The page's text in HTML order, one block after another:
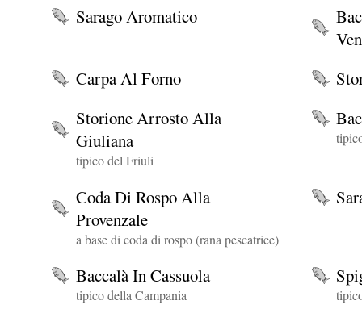
Sarago Aromatico
Carpa Al Forno
Storione Arrosto Alla
Giuliana
tipico del Friuli
Coda Di Rospo Alla
Provenzale
a base di coda di rospo (rana pescatrice)
Baccalà In Cassuola
tipico della Campania